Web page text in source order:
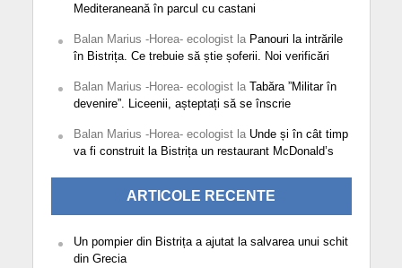
Mediteraneană în parcul cu castani
Balan Marius -Horea- ecologistla Panouri la intrările
în Bistrița. Ce trebuie să știe șoferii. Noi verificări
Balan Marius -Horea- ecologistla Tabăra ”Militar în
devenire”. Liceenii, așteptați să se înscrie
Balan Marius -Horea- ecologistla Unde și în cât timp
va fi construit la Bistrița un restaurant McDonald’s
ARTICOLE RECENTE
Un pompier din Bistrița a ajutat la salvarea unui schit
din Grecia